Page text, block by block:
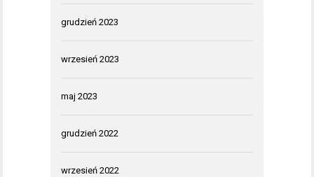
grudzień 2023
wrzesień 2023
maj 2023
grudzień 2022
wrzesień 2022